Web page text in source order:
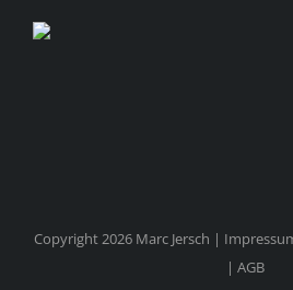
Copyright 2026 Marc Jersch |
| AGB